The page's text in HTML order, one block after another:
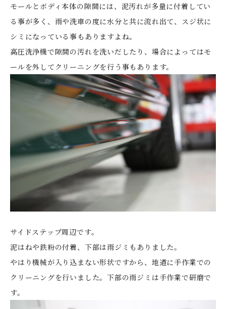
モールとボディ本体の隙間には、泥汚れが多量に付着してい
る事が多く、雨や洗車の度に水分と共に流れ出て、スジ状に
シミになっている事もありますよね。
高圧洗浄機で隙間の汚れを洗いだしたり、場合によってはモ
ールを外してクリーニングを行う事もあります。
サイドステップ周辺です。
泥はねや鉄粉の付着、下部は雨ジミもありました。
やはり機械が入り込まない形状ですから、地道に手作業での
クリーニングを行いました。下部の雨ジミは手作業で研磨で
す。